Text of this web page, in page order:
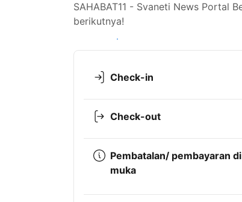
SAHABAT11 - Svaneti News Portal
berikutnya!
Lihat ketersediaan
Check-in
Check-out
Pembatalan/ pembayaran di
muka